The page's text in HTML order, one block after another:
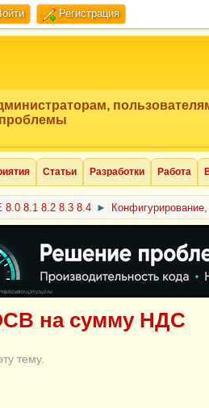
Регистрация
Статьи Разработки Работа
8.1 8.2 8.3 8.4 ►
на сумму НДС
тему.